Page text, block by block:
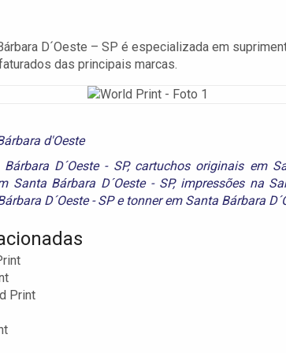
D´Oeste – SP é especializada em
das principais marcas.
d'Oeste
D´Oeste - SP, cartuchos originais em
Santa Bárbara D´Oeste - SP, impressões na
D´Oeste - SPe tonner em Santa Bárbara
Print